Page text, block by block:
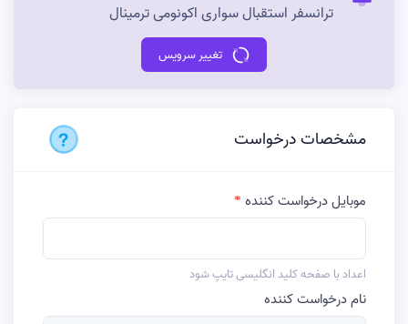
ترانسفر استقبال سواری اکونومی ترمینال
تغییر سرویس
مشخصات درخواست
موبایل درخواست کننده
اعداد با صفحه کلید انگلیسی تایپ شود
نام درخواست کننده